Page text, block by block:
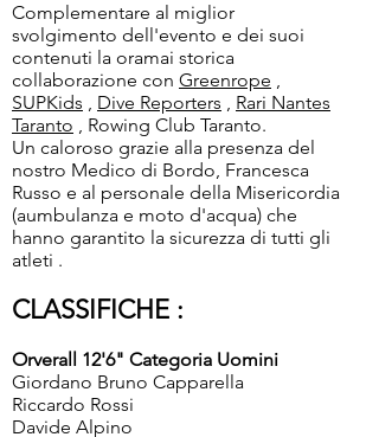
Complementare al miglior
svolgimento dell'evento e dei suoi
contenuti la oramai storica
collaborazione con Greenrope ,
SUPKids , Dive Reporters , Rari Nantes
Taranto , Rowing Club Taranto.
Un caloroso grazie alla presenza del
nostro Medico di Bordo, Francesca
Russo e al personale della Misericordia
(aumbulanza e moto d'acqua) che
hanno garantito la sicurezza di tutti gli
atleti .
CLASSIFICHE :
Orverall 12'6" Categoria Uomini
Giordano Bruno Capparella
Riccardo Rossi
Davide Alpino